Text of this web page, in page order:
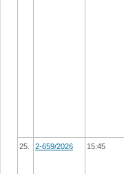
25. 2-659/2026 15:45